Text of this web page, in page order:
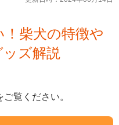
柴犬の特徴や
ズ解説
ご覧ください。